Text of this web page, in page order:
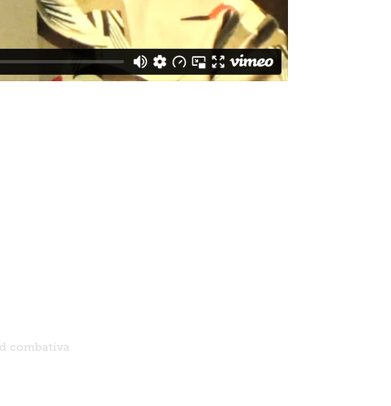
combativa